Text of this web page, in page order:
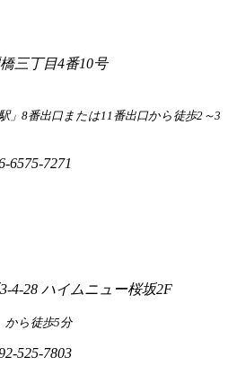
三丁目4番10号
」8番出口または11番出口から徒歩2～3
6575-7271
4-28 ハイムニュー桜坂2F
から徒歩5分
525-7803